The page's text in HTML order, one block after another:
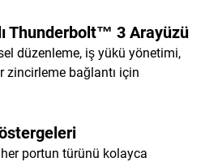
Thunderbolt™ 3 Arayüzü
düzenleme, iş yükü yönetimi,
zincirleme bağlantı için
portun türünü kolayca